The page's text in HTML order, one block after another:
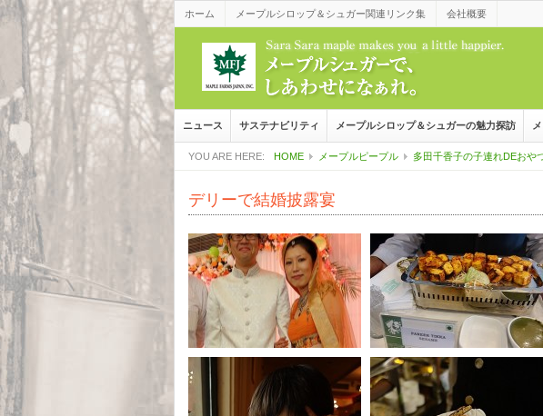
ホーム メープルシロップ＆シュガー関連リンク集 会社概要
ニュース サステナビリティ メープルシロップ＆シュガーの魅力探訪
YOU ARE HERE: HOME メープルピープル 多田千香子の子連れDEおや
デリーで結婚披露宴